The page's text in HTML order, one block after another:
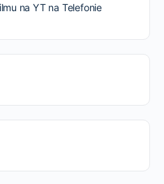
na YT na Telefonie